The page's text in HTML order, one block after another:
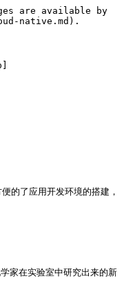
are available by
native.md).
的了应用开发环境的搭建，
家在实验室中研究出来的新